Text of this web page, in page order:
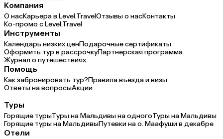
Компания
О насКарьера в Level.TravelОтзывы о насКонтакты
Ко-промо с Level.Travel
Инструменты
Календарь низких ценПодарочные сертификаты
Оформить тур в рассрочкуПартнерская программа
Журнал о путешествиях
Помощь
Как забронировать тур?Правила въезда и визы
Ответы на вопросыАкции
Туры
Горящие турыТуры на Мальдивы на одногоТуры на Мальдивы
Горящие туры на МальдивыПутевки на о. Маафуши в декабре
Отели